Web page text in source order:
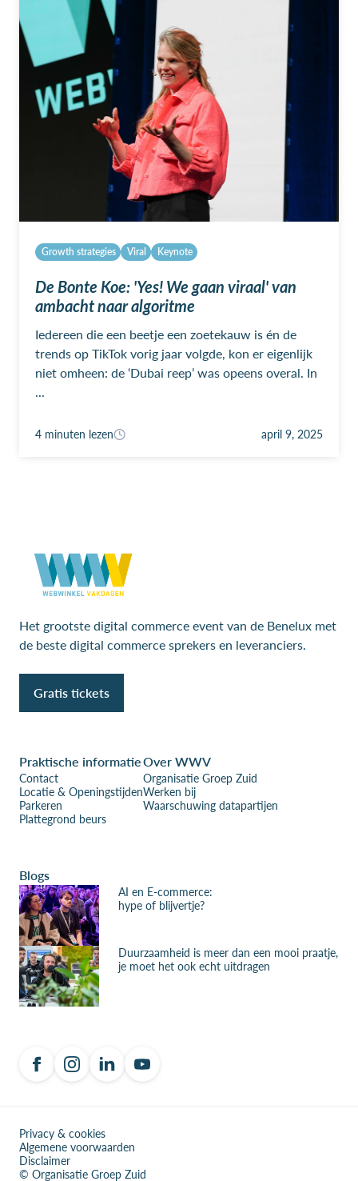
Growth strategies Viral Keynote
4 minuten lezen april 9, 2025
De Bonte Koe: 'Yes! We gaan viraal' van
ambacht naar algoritme
Iedereen die een beetje een zoetekauw is én de
trends op TikTok vorig jaar volgde, kon er eigenlijk
niet omheen: de ‘Dubai reep’ was opeens overal. In
...
Het grootste digital commerce event van de Benelux met
de beste digital commerce sprekers en leveranciers.
Gratis tickets
Praktische informatie
Contact
Locatie & Openingstijden
Parkeren
Plattegrond beurs
Over WWV
Organisatie Groep Zuid
Werken bij
Waarschuwing datapartijen
Blogs
AI en E-commerce:
hype of blijvertje?
Duurzaamheid is meer dan een mooi praatje,
je moet het ook echt uitdragen
Privacy & cookies
Algemene voorwaarden
Disclaimer
© Organisatie Groep Zuid